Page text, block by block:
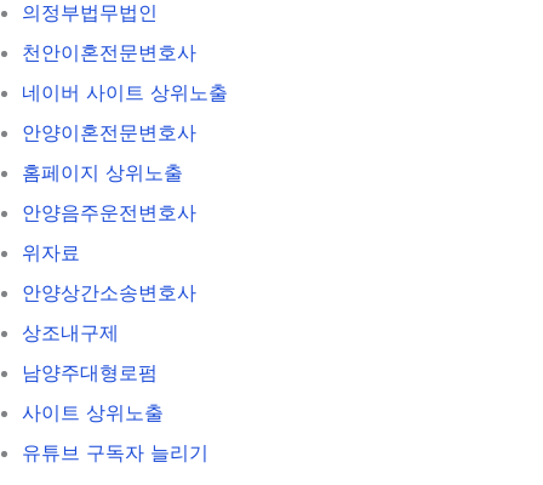
의정부법무법인
천안이혼전문변호사
네이버 사이트 상위노출
안양이혼전문변호사
홈페이지 상위노출
안양음주운전변호사
위자료
안양상간소송변호사
상조내구제
남양주대형로펌
사이트 상위노출
유튜브 구독자 늘리기